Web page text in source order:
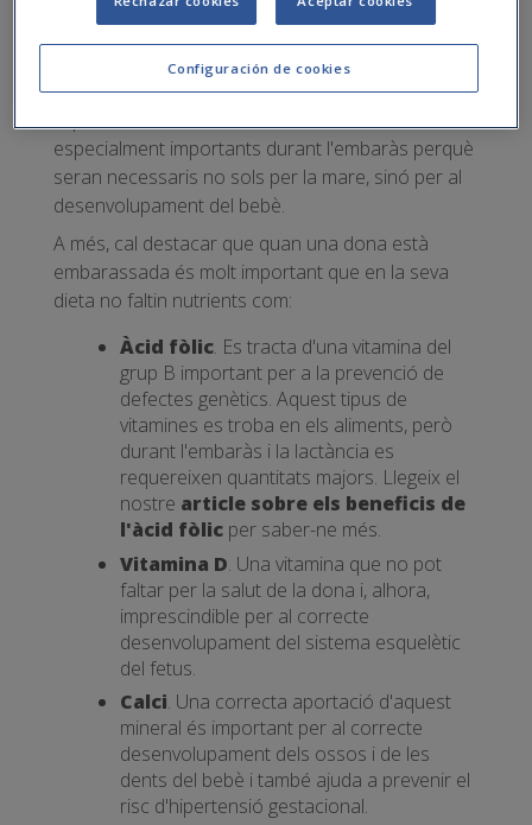
greixos i aigua són els nutrients que el nostre cos
necessita i els podem obtenir a través d'una dieta
sana i equilibrada.
Aquests són els mateixos nutrients són
especialment importants durant l'embaràs perquè
seran necessaris no sols per la mare, sinó per al
desenvolupament del bebè.
A més, cal destacar que quan una dona està
embarassada és molt important que en la seva
dieta no faltin nutrients com:
Àcid fòlic. Es tracta d'una vitamina del
grup B important per a la prevenció de
defectes genètics. Aquest tipus de
vitamines es troba en els aliments, però
durant l'embaràs i la lactància es
requereixen quantitats majors. Llegeix el
nostre article sobre els beneficis de
l'àcid fòlic per saber-ne més.
Vitamina D. Una vitamina que no pot
faltar per la salut de la dona i, alhora,
imprescindible per al correcte
desenvolupament del sistema esquelètic
del fetus.
Calci. Una correcta aportació d'aquest
mineral és important per al correcte
desenvolupament dels ossos i de les
dents del bebè i també ajuda a prevenir el
risc d'hipertensió gestacional.
Configuración de cookies